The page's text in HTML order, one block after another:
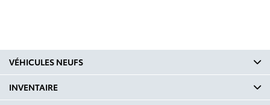
VÉHICULES NEUFS
INVENTAIRE